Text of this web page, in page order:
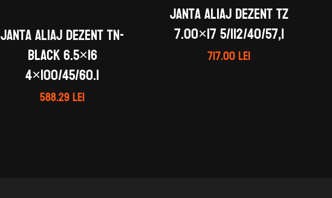
Janta aliaj DEZENT TN-
black 6.5×16
4×100/45/60.1
588.29lei
Janta aliaj DEZENT TZ
7.00×17 5/112/40/57,1
717.00lei